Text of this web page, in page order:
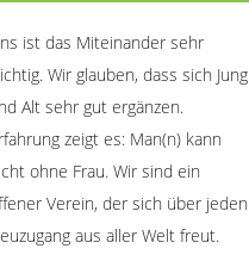
ist das Miteinander sehr
Wir glauben, dass sich Jung
Alt sehr gut ergänzen.
zeigt es: Man(n) kann
ohne Frau. Wir sind ein
Verein, der sich über jeden
aus aller Welt freut.